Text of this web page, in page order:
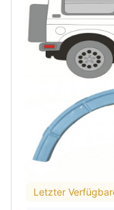
Letzter